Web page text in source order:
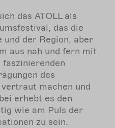
das ATOLL als
das die
und der Region, aber
aus nah und fern mit
des
machen und
erhebt es den
wie am Puls der
zu sein.